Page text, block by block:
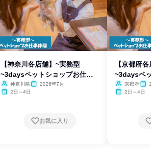
【神奈川各店舗】~実務型
~3daysペットショップお仕事
体験神奈川県
2026年7月
2日～4日
お気に入り
【京都府
~3daysペ
体験京都府
2日～4日